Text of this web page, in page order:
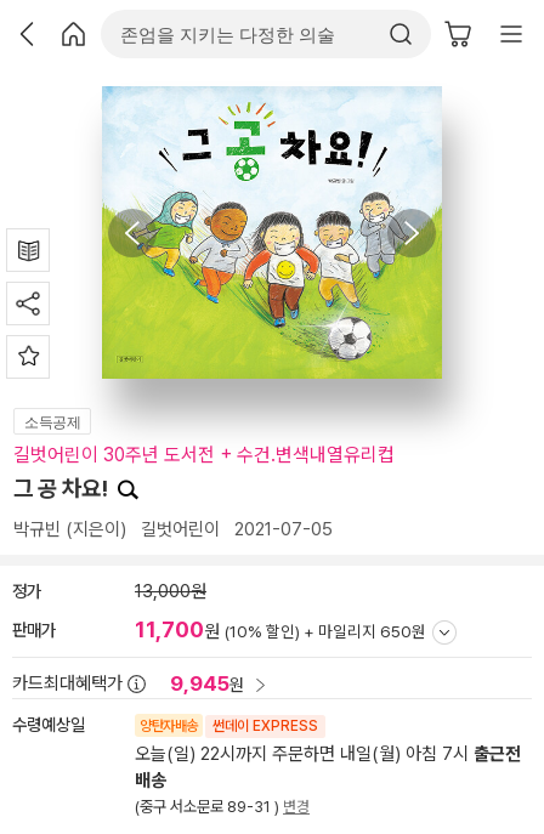
소득공제
길벗어린이 30주년 도서전 + 수건.변색내열유리컵
그 공 차요!
박규빈 (지은이) 길벗어린이 2021-07-05
정가 13,000원
판매가 11,700원 (10% 할인) + 마일리지 650원
카드최대혜택가 9,945원
수령예상일 양탄자배송 썬데이 EXPRESS
오늘(일) 22시까지 주문하면 내일(월) 아침 7시 출근전
배송
(중구 서소문로 89-31 ) 변경